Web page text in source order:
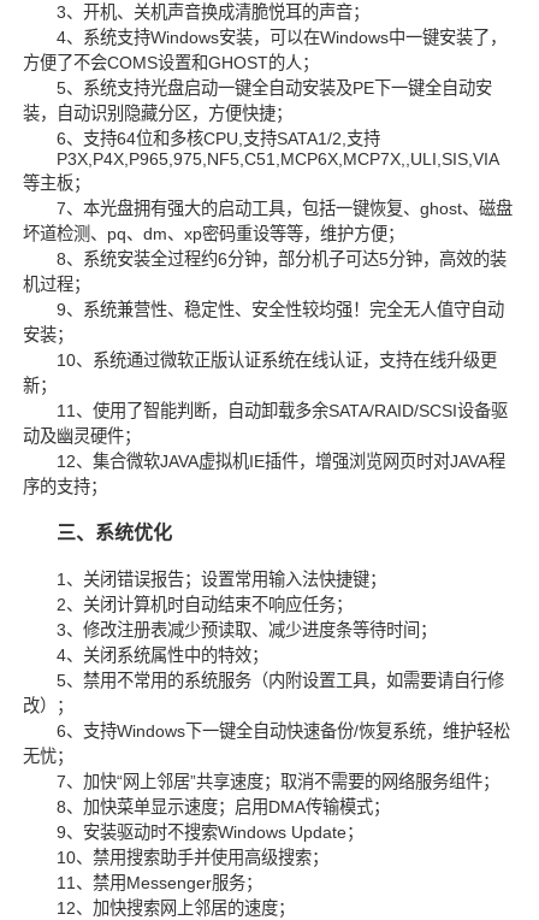
3、开机、关机声音换成清脆悦耳的声音；
4、系统支持Windows安装，可以在Windows中一键安装了，
方便了不会COMS设置和GHOST的人；
5、系统支持光盘启动一键全自动安装及PE下一键全自动安
装，自动识别隐藏分区，方便快捷；
6、支持64位和多核CPU,支持SATA1/2,支持
P3X,P4X,P965,975,NF5,C51,MCP6X,MCP7X,,ULI,SIS,VIA
等主板；
7、本光盘拥有强大的启动工具，包括一键恢复、ghost、磁盘
坏道检测、pq、dm、xp密码重设等等，维护方便；
8、系统安装全过程约6分钟，部分机子可达5分钟，高效的装
机过程；
9、系统兼营性、稳定性、安全性较均强！完全无人值守自动
安装；
10、系统通过微软正版认证系统在线认证，支持在线升级更
新；
11、使用了智能判断，自动卸载多余SATA/RAID/SCSI设备驱
动及幽灵硬件；
12、集合微软JAVA虚拟机IE插件，增强浏览网页时对JAVA程
序的支持；
三、系统优化
1、关闭错误报告；设置常用输入法快捷键；
2、关闭计算机时自动结束不响应任务；
3、修改注册表减少预读取、减少进度条等待时间；
4、关闭系统属性中的特效；
5、禁用不常用的系统服务（内附设置工具，如需要请自行修
改）；
6、支持Windows下一键全自动快速备份/恢复系统，维护轻松
无忧；
7、加快“网上邻居”共享速度；取消不需要的网络服务组件；
8、加快菜单显示速度；启用DMA传输模式；
9、安装驱动时不搜索Windows Update；
10、禁用搜索助手并使用高级搜索；
11、禁用Messenger服务；
12、加快搜索网上邻居的速度；